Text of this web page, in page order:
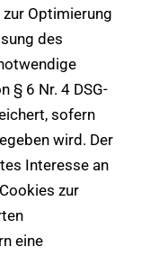
Optimierung
des
§ 6 Nr. 4 DSG-
sofern
wird. Der
Interesse an
zur
eine